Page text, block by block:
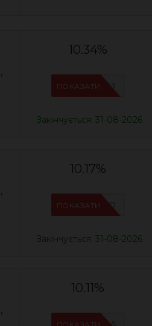
,
10.34%
IFPOJIX3
ПОКАЗАТИ
Закінчується: 31-08-2026
,
10.17%
IFPCFQQO
ПОКАЗАТИ
Закінчується: 31-08-2026
,
10.11%
IFPN6ZUA